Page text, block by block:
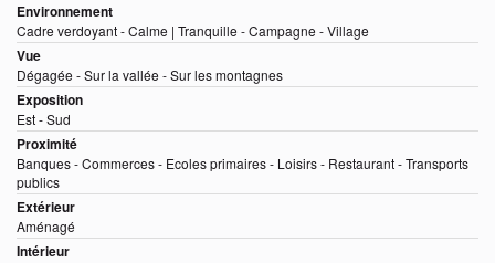
Environnement
Cadre verdoyant - Calme | Tranquille - Campagne - Village
Vue
Dégagée - Sur la vallée - Sur les montagnes
Exposition
Est - Sud
Proximité
Banques - Commerces - Ecoles primaires - Loisirs - Restaurant - Transports
publics
Extérieur
Aménagé
Intérieur